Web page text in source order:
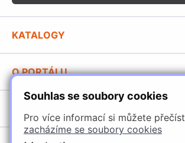
Souhlas se soubory cookies
Pro více informací si můžete přečíst
zacházíme se soubory cookies
KATALOGY
Stavební katalog Häfele
Brožury Häfele
O PORTÁLU
Provozovatel portálu
Jak používat portál
Úchytky